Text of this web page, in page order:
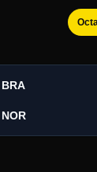
BRA
NOR